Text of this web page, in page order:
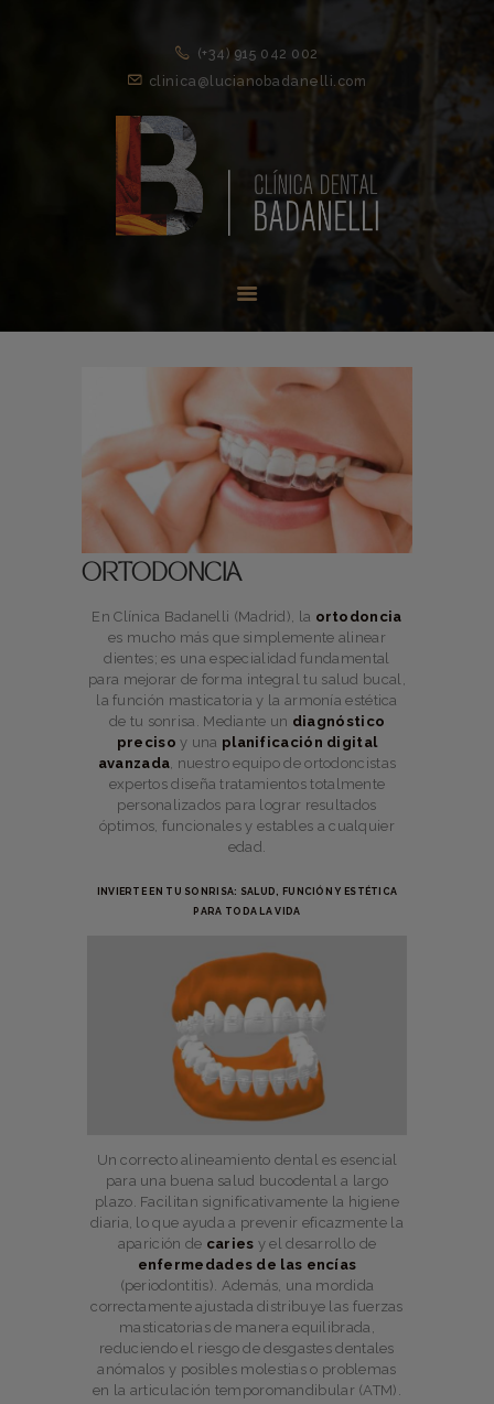
(+34) 915 042 002
clinica@lucianobadanelli.com
EQUIPO
NOVEDADES
CONTACTO
ORTODONCIA
En Clínica Badanelli (Madrid), la ortodoncia
es mucho más que simplemente alinear
dientes; es una especialidad fundamental
para mejorar de forma integral tu salud bucal,
la función masticatoria y la armonía estética
de tu sonrisa. Mediante un diagnóstico
preciso y una planificación digital
avanzada, nuestro equipo de ortodoncistas
expertos diseña tratamientos totalmente
personalizados para lograr resultados
óptimos, funcionales y estables a cualquier
edad.
INVIERTE EN TU SONRISA: SALUD, FUNCIÓN Y ESTÉTICA
PARA TODA LA VIDA
Un correcto alineamiento dental es esencial
para una buena salud bucodental a largo
plazo. Facilitan significativamente la higiene
diaria, lo que ayuda a prevenir eficazmente la
aparición de caries y el desarrollo de
enfermedades de las encías
(periodontitis). Además, una mordida
correctamente ajustada distribuye las fuerzas
masticatorias de manera equilibrada,
reduciendo el riesgo de desgastes dentales
anómalos y posibles molestias o problemas
en la articulación temporomandibular (ATM).